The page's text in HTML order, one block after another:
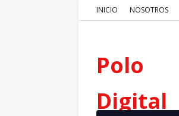
INICIO NOSOTROS
Polo
Digital